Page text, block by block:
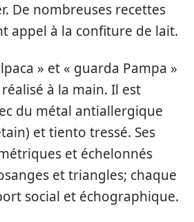
De nombreuses recettes
appel à la confiture de lait.
» et « guarda Pampa »
à la main. Il est
du métal antiallergique
et tiento tressé. Ses
et échelonnés
et triangles; chaque
social et échographique.